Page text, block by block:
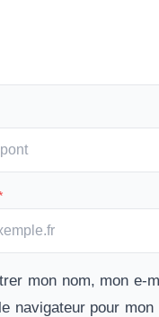
mon nom, mon e-
navigateur pour mon